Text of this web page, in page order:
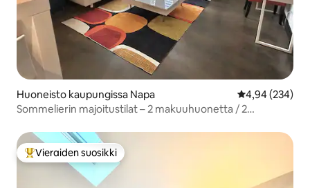
Huoneisto kaupungissa Napa
4,94 (234)
Sommelierin majoitustilat – 2 makuuhuonetta / 2
Vieraiden suosikkien parhaimmistoa
Vieraiden suosikki